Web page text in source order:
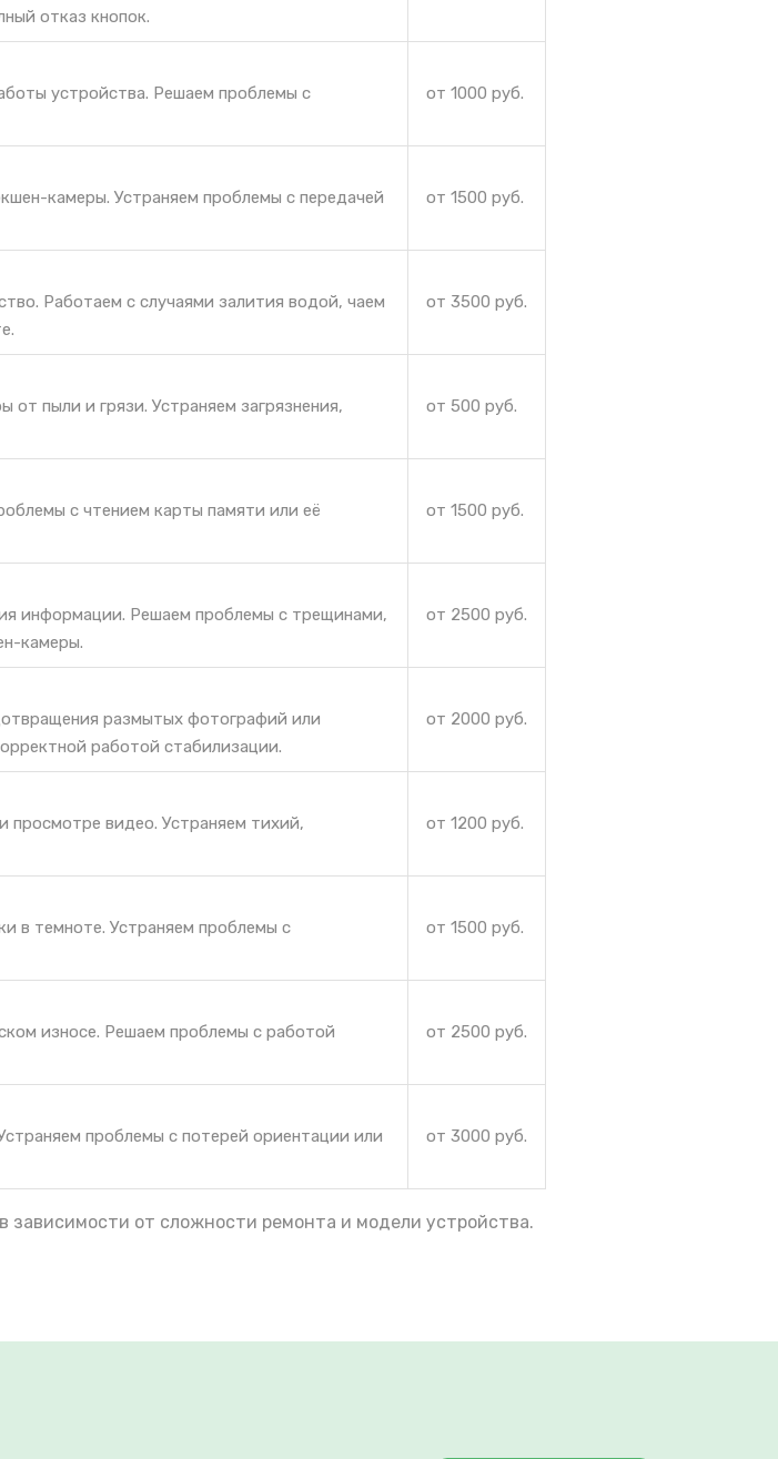
отказ кнопок.
устройства. Решаем проблемы с
от 1000 руб.
камеры. Устраняем проблемы с передачей
от 1500 руб.
Работаем с случаями залития водой, чаем
от 3500 руб.
пыли и грязи. Устраняем загрязнения,
от 500 руб.
с чтением карты памяти или её
от 1500 руб.
информации. Решаем проблемы с трещинами,
камеры.
от 2500 руб.
размытых фотографий или
работой стабилизации.
от 2000 руб.
просмотре видео. Устраняем тихий,
от 1200 руб.
в темноте. Устраняем проблемы с
от 1500 руб.
износе. Решаем проблемы с работой
от 2500 руб.
проблемы с потерей ориентации или
от 3000 руб.
зависимости от сложности ремонта и модели устройства.